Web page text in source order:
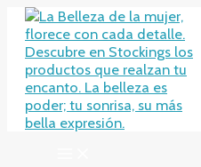
contenido